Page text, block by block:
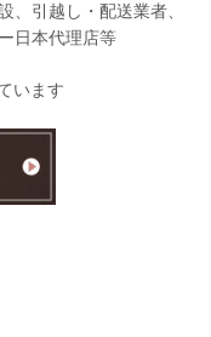
、引越し・配送業者、
日本代理店等
います